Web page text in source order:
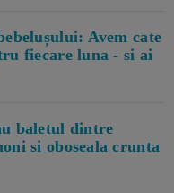
Avem cate
fiecare luna - si ai
baletul dintre
si oboseala crunta